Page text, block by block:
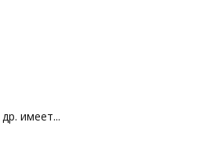
имеет...